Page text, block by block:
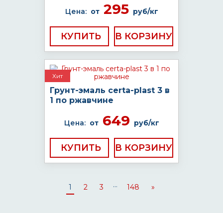
Цена: от295 руб/кг
КУПИТЬ
Хит
Грунт-эмаль certa-plast 3 в
1 по ржавчине
Цена: от649 руб/кг
КУПИТЬ
1 2 3 ... 148 »